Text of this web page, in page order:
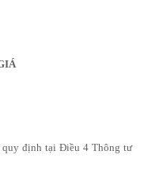
quy định tại Điều 4 Thông tư